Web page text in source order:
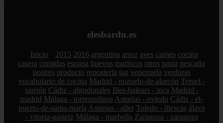
elesbardu.es
Inicio 2015 2016 argentina arroz aves carnes cocina
casera comidas espana huevos mariscos otros pasta pescado
postres producto reposteria tag venezuela verduras
vocabulario de cocina Madrid - pozuelo-de-alarcón Teruel -
sarrión Cádiz - algodonales Illes-balears - inca Madrid -
madrid Málaga - torremolinos Asturias - oviedo Cádiz - el-
puerto-de-santa-maría Asturias - aller Toledo - illescas álava
- vitoria-gasteiz Málaga - marbella Zaragoza - zaragoza